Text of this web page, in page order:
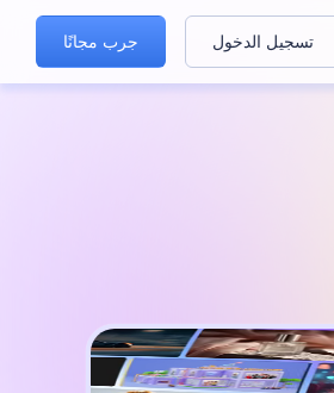
تسجيل الدخول جرب مجانًا